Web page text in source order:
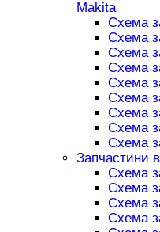
Makita
Схема
Схема
Схема
Схема
Схема
Схема
Схема
Схема
Схема
Запчастини
Схема
Схема
Схема
Схема